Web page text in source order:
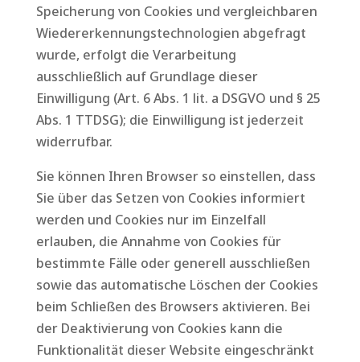
Speicherung von Cookies und vergleichbaren
Wiedererkennungstechnologien abgefragt
wurde, erfolgt die Verarbeitung
ausschließlich auf Grundlage dieser
Einwilligung (Art. 6 Abs. 1 lit. a DSGVO und § 25
Abs. 1 TTDSG); die Einwilligung ist jederzeit
widerrufbar.
Sie können Ihren Browser so einstellen, dass
Sie über das Setzen von Cookies informiert
werden und Cookies nur im Einzelfall
erlauben, die Annahme von Cookies für
bestimmte Fälle oder generell ausschließen
sowie das automatische Löschen der Cookies
beim Schließen des Browsers aktivieren. Bei
der Deaktivierung von Cookies kann die
Funktionalität dieser Website eingeschränkt